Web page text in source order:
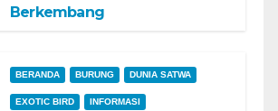
Berkembang
BERANDA BURUNG DUNIA SATWA
EXOTIC BIRD INFORMASI